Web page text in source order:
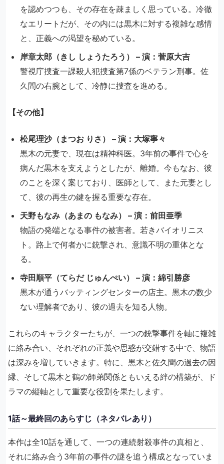
を認めつつも、その存在を疎ましく思っている。冷徹
なエリートだが、その内には黒木に対する複雑な感情
と、正義への渇望を秘めている。
岸章太郎（きし しょうたろう） – 演：菅原大吉
警視庁捜査一課殺人犯捜査第7係のベテラン刑事。佐
久間の右腕として、冷静に捜査を進める。
【その他】
松尾理沙（まつお りさ） – 演：大塚寧々
黒木の元妻で、現在は精神科医。3年前の事件で心を
病んだ黒木を支えようとしたが、離婚。今もなお、彼
のことを深く案じており、医師として、また元妻とし
て、彼の再生の鍵を握る重要な存在。
天野もなみ（あまの もなみ） – 演：前田亜季
物語の発端となる事件の被害者。若きバイオリニス
ト。路上で何者かに銃撃され、意識不明の重体とな
る。
寺田順平（てらだ じゅんぺい） – 演：綿引勝彦
黒木が通うバッティングセンターの店主。黒木の数少
ない理解者であり、彼の過去を知る人物。
これらのキャラクターたちが、一つの銃撃事件を軸に複雑
に絡み合い、それぞれの正義や思惑が交錯する中で、物語
は深みを増していきます。特に、黒木と佐久間の過去の因
縁、そして黒木と鶴の師弟関係ともいえる絆の構築が、ド
ラマの縦軸として重要な役割を果たします。
1話～最終回のあらすじ（ネタバレあり）
本作は全10話を通して、一つの連続射殺事件の真相と、
それに絡み合う3年前の事件の謎を追う構成となっていま